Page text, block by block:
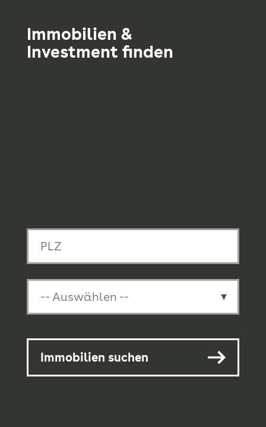
Immobilien &
Investment finden
-- Auswählen --
Immobilien suchen